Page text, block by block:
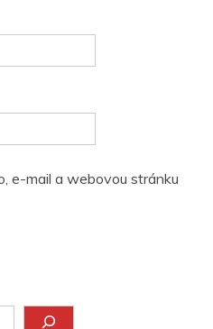
e-mail a webovou stránku